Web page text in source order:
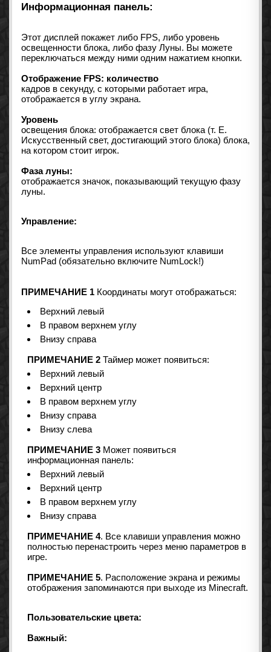
Информационная панель:
Этот дисплей покажет либо FPS, либо уровень
освещенности блока, либо фазу Луны. Вы можете
переключаться между ними одним нажатием кнопки.
Отображение FPS: количество
кадров в секунду, с которыми работает игра,
отображается в углу экрана.
Уровень
освещения блока: отображается свет блока (т. Е.
Искусственный свет, достигающий этого блока) блока,
на котором стоит игрок.
Фаза луны:
отображается значок, показывающий текущую фазу
луны.
Управление:
Все элементы управления используют клавиши
NumPad (обязательно включите NumLock!)
ПРИМЕЧАНИЕ 1 Координаты могут отображаться:
Верхний левый
В правом верхнем углу
Внизу справа
ПРИМЕЧАНИЕ 2 Таймер может появиться:
Верхний левый
Верхний центр
В правом верхнем углу
Внизу справа
Внизу слева
ПРИМЕЧАНИЕ 3 Может появиться
информационная панель:
Верхний левый
Верхний центр
В правом верхнем углу
Внизу справа
ПРИМЕЧАНИЕ 4. Все клавиши управления можно
полностью перенастроить через меню параметров в
игре.
ПРИМЕЧАНИЕ 5. Расположение экрана и режимы
отображения запоминаются при выходе из Minecraft.
Пользовательские цвета:
Важный: